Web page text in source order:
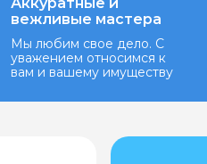
вежливые мастера
Мы любим свое дело. С
уважением относимся к
вам и вашему имуществу